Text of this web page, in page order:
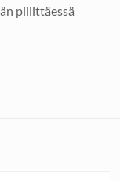
pillittäessä